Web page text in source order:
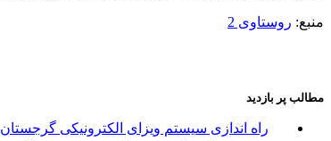
منبع: روستاوی 2
مطالب پر بازدید
راه اندازی سیستم ویزای الکترونیکی گرجستان